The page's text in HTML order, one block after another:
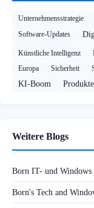
Unternehmensstrategie
Software-Updates
Künstliche Intelligenz
Europa
Sicherheit
KI-Boom
Weitere Blogs
Born IT- und Windows
Born's Tech and